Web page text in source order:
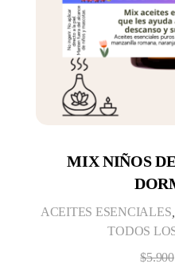
MIX NIÑOS
$5.900
ACEITES ESENCIALES
TODOS